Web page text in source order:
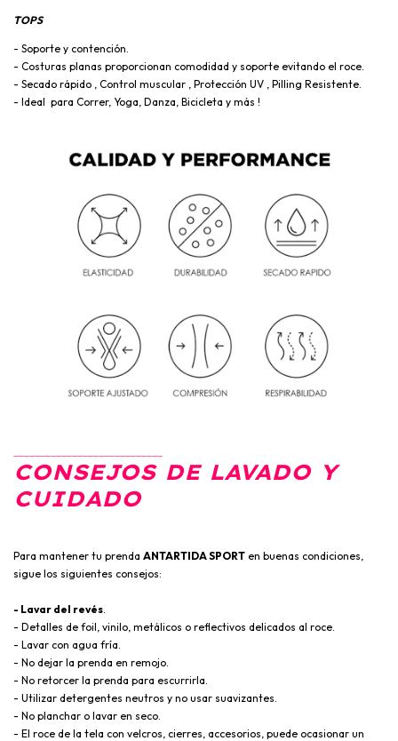
TOPS
- Soporte y contención.
- Costuras planas proporcionan comodidad y soporte evitando el roce.
- Secado rápido , Control muscular , Protección UV , Pilling Resistente.
- Ideal para Correr, Yoga, Danza, Bicicleta y más !
CONSEJOS DE LAVADO Y
CUIDADO
Para mantener tu prenda ANTARTIDA SPORT en buenas condiciones,
sigue los siguientes consejos:
- Lavar del revés
- Detalles de foil, vinilo, metálicos o reflectivos delicados al roce.
- Lavar con agua fría.
- No dejar la prenda en remojo.
- No retorcer la prenda para escurrirla.
- Utilizar detergentes neutros y no usar suavizantes.
- No planchar o lavar en seco.
- El roce de la tela con velcros, cierres, accesorios, puede ocasionar un